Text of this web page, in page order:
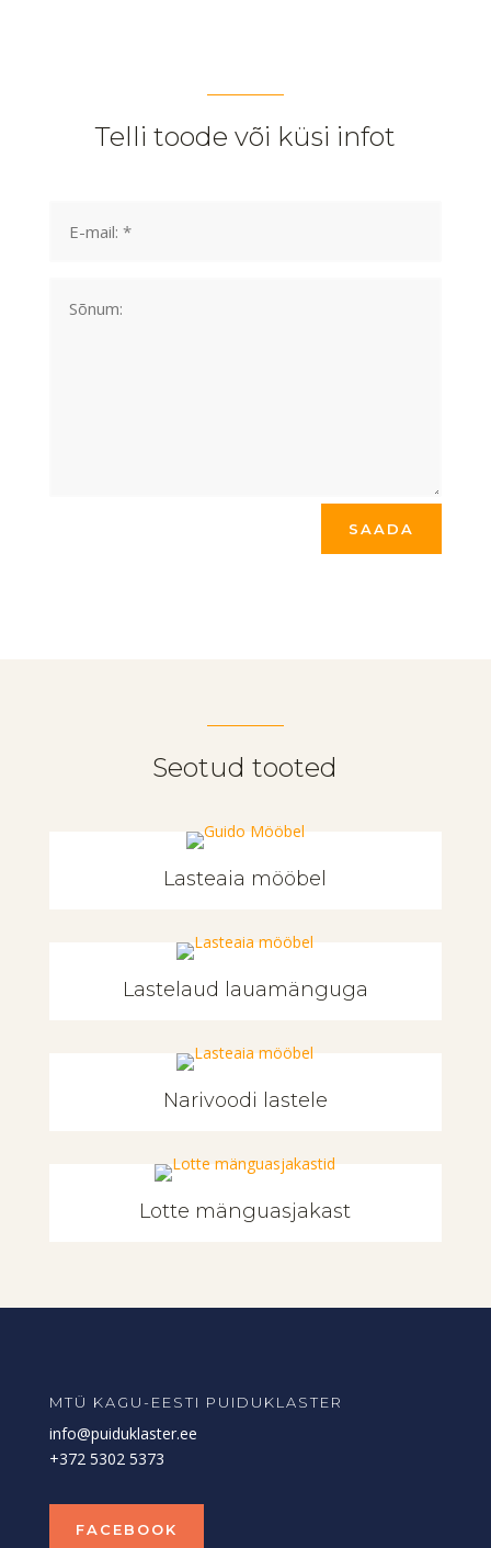
Telli toode või küsi infot
Seotud tooted
Lasteaia mööbel
Lastelaud lauamänguga
Narivoodi lastele
Lotte mänguasjakast
MTÜ KAGU-EESTI PUIDUKLASTER
info@puiduklaster.ee
+372 5302 5373
FACEBOOK